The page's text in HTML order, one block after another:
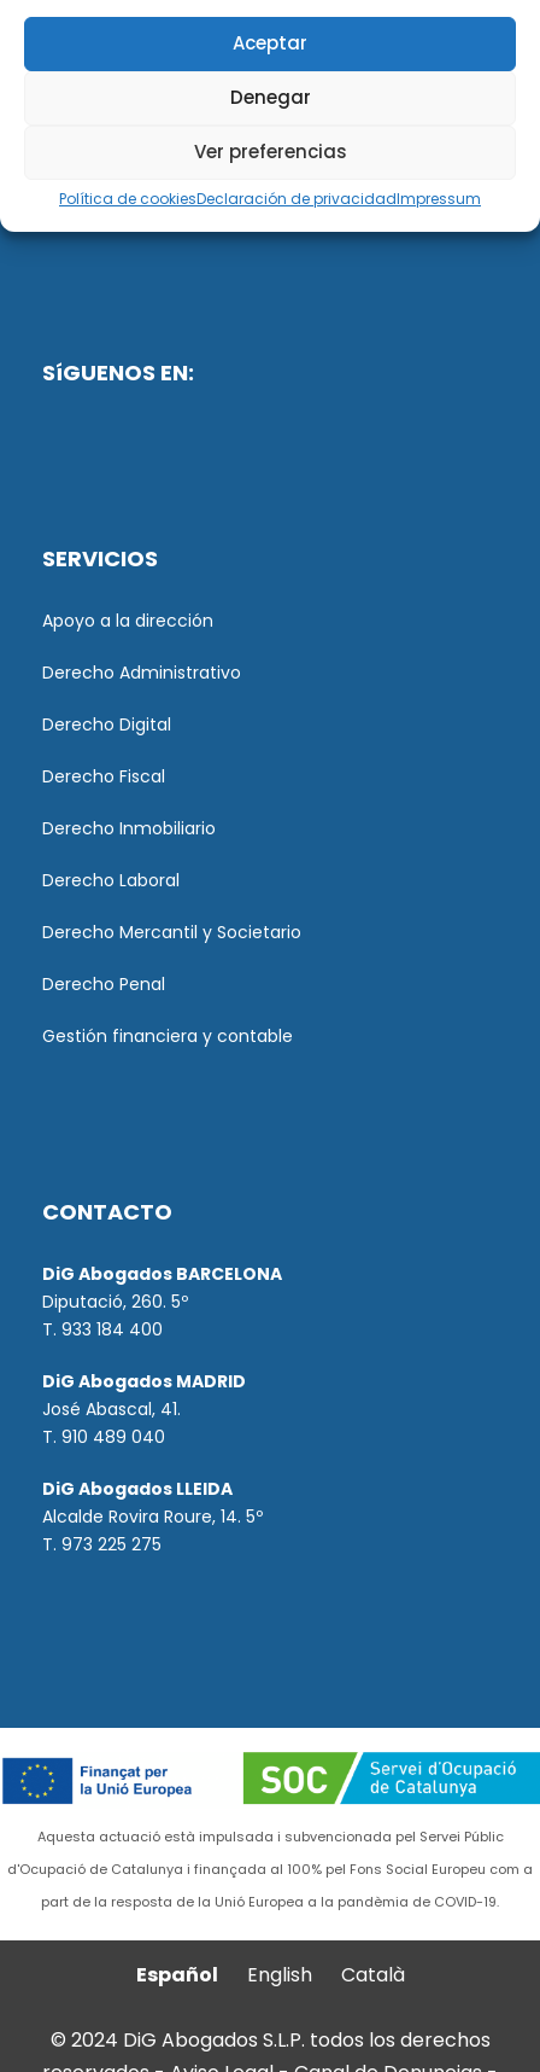
Aceptar
Denegar
Ver preferencias
Política de cookiesDeclaración de privacidadImpressum
DiG Abogados es un despacho de abogados
multidisciplinar especializado en las materias de
fiscalidad y mercantil. Llevamos más de 50 años al
SíGUENOS EN:
SERVICIOS
Apoyo a la dirección
Derecho Administrativo
Derecho Digital
Derecho Fiscal
Derecho Inmobiliario
Derecho Laboral
Derecho Mercantil y Societario
Derecho Penal
Gestión financiera y contable
CONTACTO
DiG Abogados BARCELONA
Diputació, 260. 5º
T. 933 184 400
DiG Abogados MADRID
José Abascal, 41.
T. 910 489 040
DiG Abogados LLEIDA
Alcalde Rovira Roure, 14. 5º
T. 973 225 275
Aquesta actuació està impulsada i subvencionada pel Servei Públic
d'Ocupació de Catalunya i finançada al 100% pel Fons Social Europeu com a
part de la resposta de la Unió Europea a la pandèmia de COVID-19.
Español English Català
© 2024 DiG Abogados S.L.P. todos los derechos